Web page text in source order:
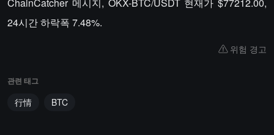
24시간 하락폭 7.48%.
위험 경고
관련 태그
行情 BTC